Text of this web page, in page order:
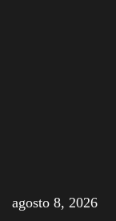
agosto 8, 2026